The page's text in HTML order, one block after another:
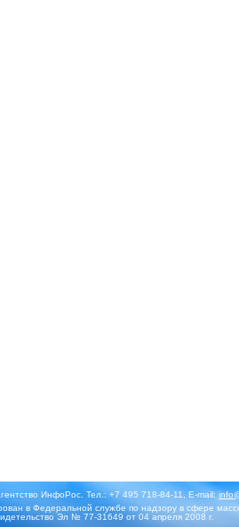
ИнфоРос. Тел.: +7 495 718-84-11, E-mail:
в Федеральной службе по надзору в сфере
Эл № 77-31649 от 04 апреля 2008 г.